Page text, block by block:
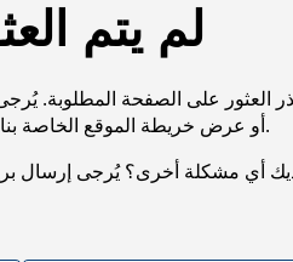
لم يتم
العثور على الصفحة المطلوبة.
URL، أو عرض خريطة الموقع الخاصة بنا لمساعدتك في العثور على ما تريد.
أي مشكلة أخرى؟ يُرجى إرسال